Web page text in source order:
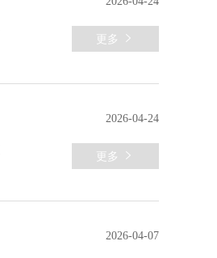
更多 
2026-04-24
更多 
2026-04-07